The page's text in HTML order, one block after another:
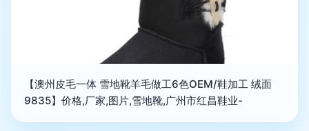
【澳州皮毛一体 雪地靴羊毛做工6色OEM/鞋加工 绒面
9835】价格,厂家,图片,雪地靴,广州市红昌鞋业-